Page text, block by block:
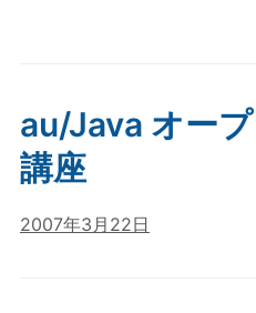
au/Java オー
講座
2007年3月22日